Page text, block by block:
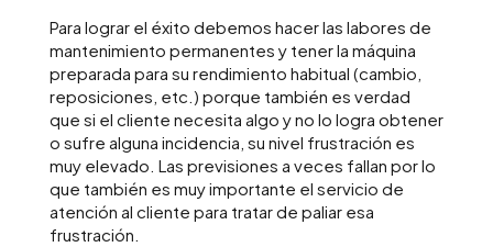
Para lograr el éxito debemos hacer las labores de
mantenimiento permanentes y tener la máquina
preparada para su rendimiento habitual (cambio,
reposiciones, etc.) porque también es verdad
que si el cliente necesita algo y no lo logra obtener
o sufre alguna incidencia, su nivel frustración es
muy elevado. Las previsiones a veces fallan por lo
que también es muy importante el servicio de
atención al cliente para tratar de paliar esa
frustración.